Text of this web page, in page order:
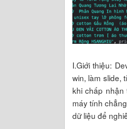
I.Giới thiệu:
win, làm slide,
khi chấp
máy tính
dữ liệu để